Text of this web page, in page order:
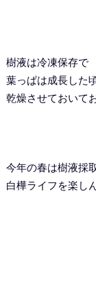
樹液は冷凍保存で
葉っぱは成長した
乾燥させておいて
今年の春は樹液採
白樺ライフを楽し